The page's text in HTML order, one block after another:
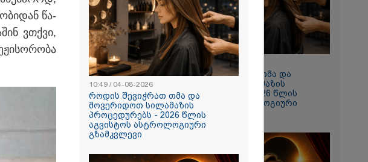
ავუხსნათ, რომ შფოთვა
არ დაიბადოს" - დედა
სიახლე
10:49 / 04-08-2026
როდის შევიჭრათ თმა და
მოვერიდოთ სილამაზის
პროცედურებს - 2026 წლის
აგვისტოს ასტროლოგიური
გზამკვლევი
წა­
ვთქვი,
10:49 / 04-08-2026
როდის შევიჭრათ თმა და
მოვერიდოთ სილამაზის
პროცედურებს - 2026 წლის
აგვისტოს ასტროლოგიური
გზამკვლევი